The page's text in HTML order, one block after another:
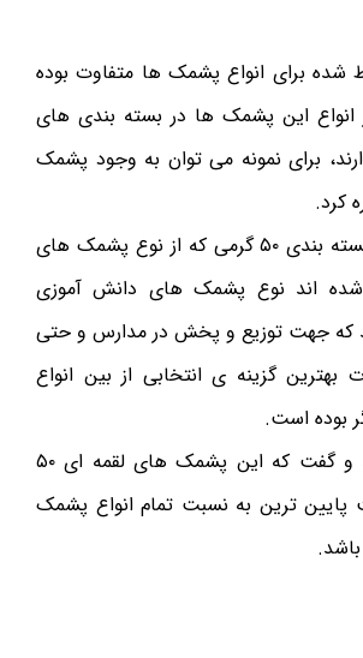
برای انواع پشمک ها متفاوت بوده
این پشمک ها در بسته بندی های
برای نمونه می توان به وجود پشمک
این پشمک های بسته بندی ۵۰ گرمی که از نوع پشمک های
اند نوع پشمک های دانش آموزی
که جهت توزیع و پخش در مدارس و حتی
بهترین گزینه ی انتخابی از بین انواع
بوده است.
همچنین باید دید و گفت که این پشمک های لقمه ای ۵۰
پایین ترین به نسبت تمام انواع پشمک